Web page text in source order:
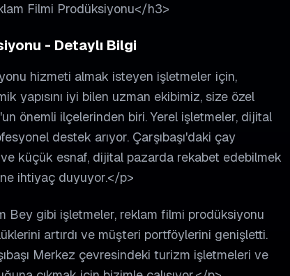
Filmi Prodüksiyonu</h3>
- Detaylı Bilgi
hizmeti almak isteyen işletmeler için,
yapısını iyi bilen uzman ekibimiz, size özel
önemli ilçelerinden biri. Yerel işletmeler, dijital
destek arıyor. Çarşıbaşı'daki çay
küçük esnaf, dijital pazarda rekabet edebilmek
ihtiyaç duyuyor.</p>
Bey gibi işletmeler, reklam filmi prodüksiyonu
artırdı ve müşteri portföylerini genişletti.
Merkez çevresindeki turizm işletmeleri ve